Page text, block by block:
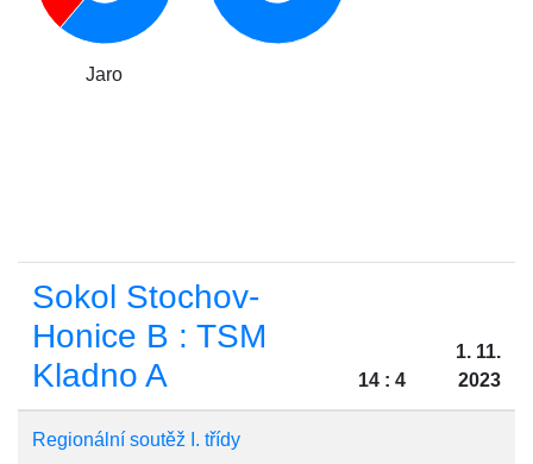
Jaro
Sokol Stochov-
Honice B : TSM
Kladno A
14 : 4
1. 11.
2023
Regionální soutěž I. třídy